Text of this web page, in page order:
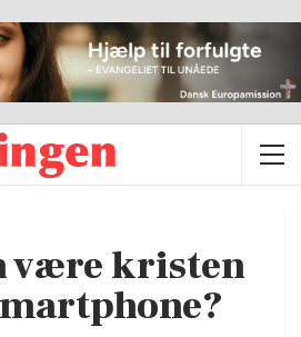
være kristen